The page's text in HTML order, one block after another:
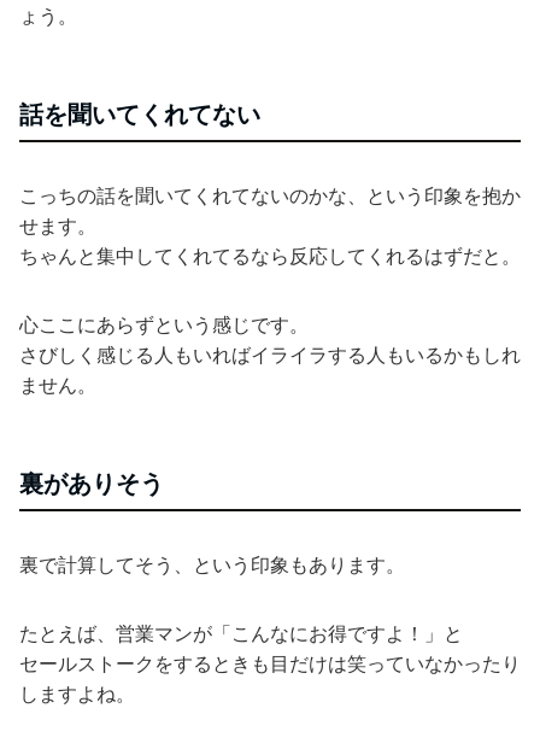
ょう。
話を聞いてくれてない
こっちの話を聞いてくれてないのかな、という印象を抱か
せます。
ちゃんと集中してくれてるなら反応してくれるはずだと。
心ここにあらずという感じです。
さびしく感じる人もいればイライラする人もいるかもしれ
ません。
裏がありそう
裏で計算してそう、という印象もあります。
たとえば、営業マンが「こんなにお得ですよ！」と
セールストークをするときも目だけは笑っていなかったり
しますよね。